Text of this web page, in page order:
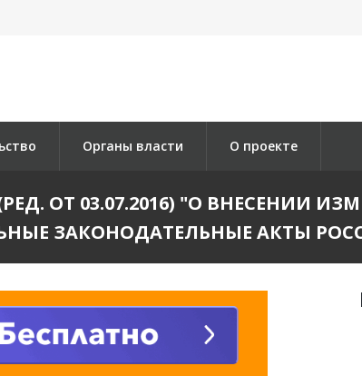
Органы власти О проекте
ОТ 03.07.2016) "О ВНЕСЕНИИ
ЗАКОНОДАТЕЛЬНЫЕ АКТЫ